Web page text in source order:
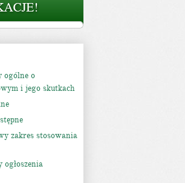
ogólne o
i jego skutkach
zakres stosowania